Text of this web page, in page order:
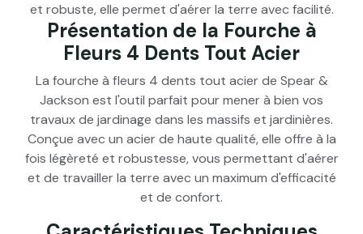
et robuste, elle permet d'aérer la terre avec facilité.
Présentation de la Fourche à
Fleurs 4 Dents Tout Acier
La fourche à fleurs 4 dents tout acier de Spear &
Jackson est l'outil parfait pour mener à bien vos
travaux de jardinage dans les massifs et jardinières.
Conçue avec un acier de haute qualité, elle offre à la
fois légèreté et robustesse, vous permettant d'aérer
et de travailler la terre avec un maximum d'efficacité
et de confort.